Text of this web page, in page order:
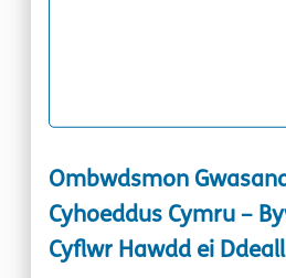
Ombwdsmon
Cyhoeddus Cymru –
Cyflwr Hawdd ei Ddeall